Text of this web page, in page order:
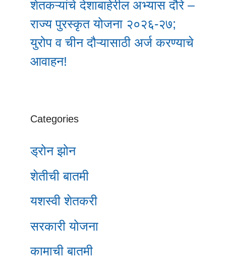
शेतकऱ्यांचे देशाबाहेरील अभ्यास दौरे –
राज्य पुरस्कृत योजना २०२६-२७;
युरोप व चीन दौऱ्यासाठी अर्ज करण्याचे
आवाहन!
Categories
ड्रोन झोन
शेतीची बातमी
यशस्वी शेतकरी
सरकारी योजना
कामाची बातमी